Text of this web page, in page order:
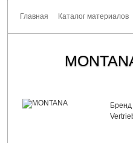
Главная Каталог материалов